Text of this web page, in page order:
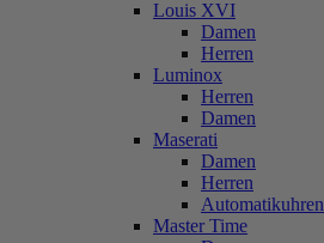
Louis XVI
Damen
Herren
Luminox
Herren
Damen
Maserati
Damen
Herren
Automatikuhren
Master Time